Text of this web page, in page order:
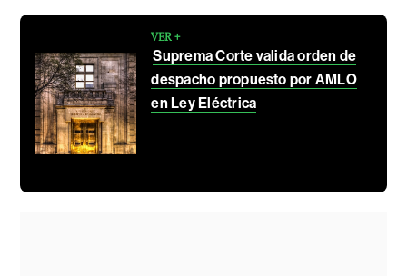
VER +
Suprema Corte valida orden de
despacho propuesto por AMLO
en Ley Eléctrica